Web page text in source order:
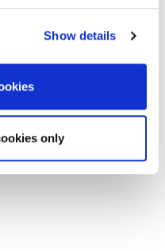
Show details
only